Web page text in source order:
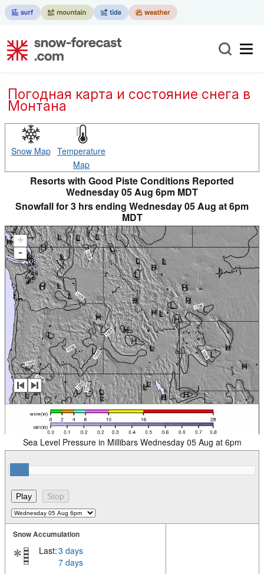
Погодная карта и состояние снега в
Монтана
Snow Map Temperature
Map
Resorts with Good Piste Conditions Reported
Wednesday 05 Aug 6pm MDT
Snowfall for 3 hrs ending Wednesday 05 Aug at 6pm
MDT
+
-
Sea Level Pressure in Millibars Wednesday 05 Aug at 6pm
Snow Accumulation
Last:3 days
7 days